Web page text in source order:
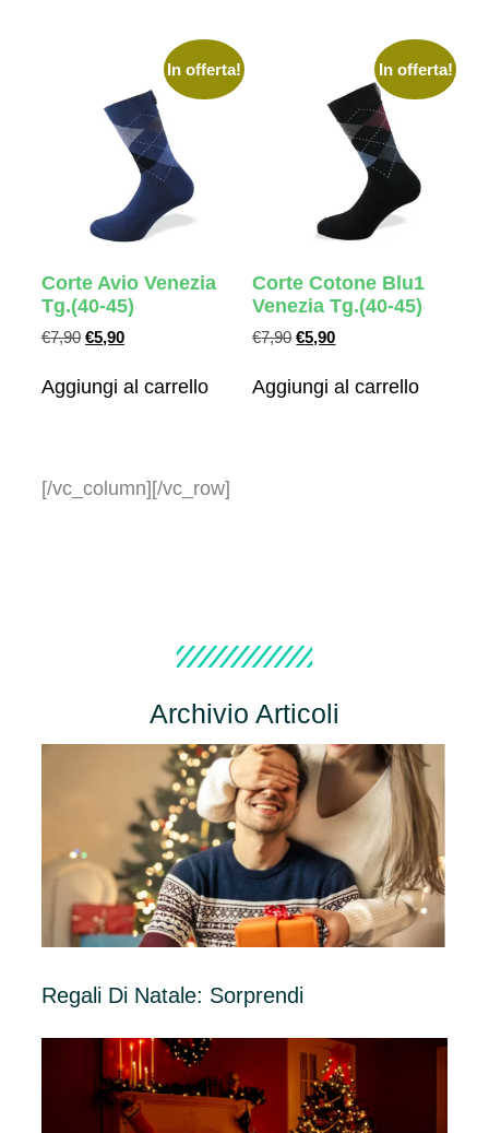
In offerta!
Corte Avio Venezia
Tg.(40-45)
€7,90 €5,90
Aggiungi al carrello
In offerta!
Corte Cotone Blu1
Venezia Tg.(40-45)
€7,90 €5,90
Aggiungi al carrello
[/vc_column][/vc_row]
Archivio Articoli
Regali Di Natale: Sorprendi